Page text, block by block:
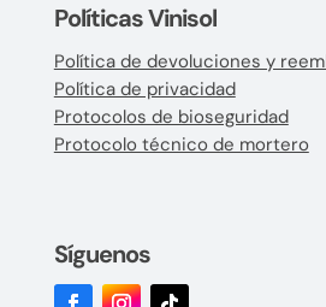
Políticas Vinisol
Política de devoluciones y
Política de privacidad
Protocolos de bioseguridad
Protocolo técnico de mortero
Síguenos